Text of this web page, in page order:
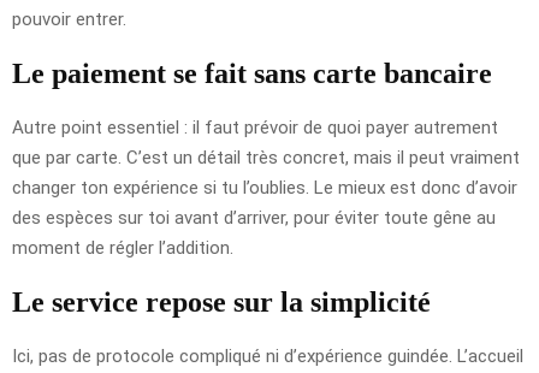
pouvoir entrer.
Le paiement se fait sans carte bancaire
Autre point essentiel : il faut prévoir de quoi payer autrement
que par carte. C’est un détail très concret, mais il peut vraiment
changer ton expérience si tu l’oublies. Le mieux est donc d’avoir
des espèces sur toi avant d’arriver, pour éviter toute gêne au
moment de régler l’addition.
Le service repose sur la simplicité
Ici, pas de protocole compliqué ni d’expérience guindée. L’accueil